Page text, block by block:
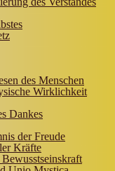
des Menschen
Wirklichkeit
Dankes
der Freude
Kräfte